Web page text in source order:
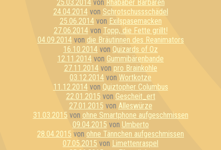
25.03.2014von Rhababer Barbaren
24.04.2014von Schrotschussschädel
25.06.2014von Exilspasemacken
27.06.2014von Topp, die Fette grillt!
04.09.2014von die Bräutinnen des Reanimators
16.10.2014 von Quizards of Oz
12.11.2014 von Gummibärenbande
27.11.2014von pro Brainkohle
03.12.2014 von Wortkotze
11.12.2014von Quiztopher Columbus
22.01.2015 von Gescheit_ert
27.01.2015 von Alleswürze
31.03.2015 von ohne Smartphone aufgeschmissen
09.04.2015 von Umberto
28.04.2015 von ohne Tännchen aufgeschmissen
07.05.2015 von Limettenraspel